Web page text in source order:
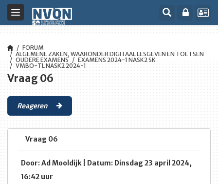
Toggle
navigation
FORUM
ALGEMENE ZAKEN, WAARONDER DIGITAAL LESGEVEN EN TOETSEN
OUDERE EXAMENS
EXAMENS 2024-1 NASK2 SK
VMBO-TL NASK2 2024-1
Vraag 06
Reageren
Vraag 06
Door: Ad Mooldijk | Datum: Dinsdag 23 april 2024,
16:42 uur